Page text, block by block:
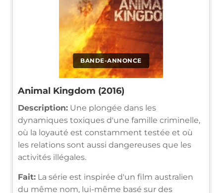
BANDE-ANNONCE
Animal Kingdom (2016)
Description: Une plongée dans les
dynamiques toxiques d'une famille criminelle,
où la loyauté est constamment testée et où
les relations sont aussi dangereuses que les
activités illégales.
Fait: La série est inspirée d'un film australien
du même nom, lui-même basé sur des